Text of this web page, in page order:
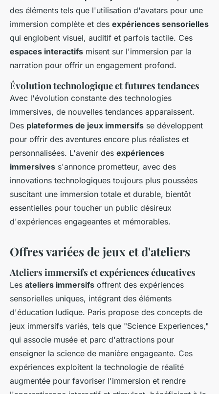
des éléments tels que l'utilisation d'avatars pour une
immersion complète et des expériences sensorielles
qui englobent visuel, auditif et parfois tactile. Ces
espaces interactifs misent sur l'immersion par la
narration pour offrir un engagement profond.
Évolution technologique et futures tendances
Avec l'évolution constante des technologies
immersives, de nouvelles tendances apparaissent.
Des plateformes de jeux immersifs se développent
pour offrir des aventures encore plus réalistes et
personnalisées. L'avenir des expériences
immersives s'annonce prometteur, avec des
innovations technologiques toujours plus poussées
suscitant une immersion totale et durable, bientôt
essentielles pour toucher un public désireux
d'expériences engageantes et mémorables.
Offres variées de jeux et d'ateliers
Ateliers immersifs et expériences éducatives
Les ateliers immersifs offrent des expériences
sensorielles uniques, intégrant des éléments
d'éducation ludique. Paris propose des concepts de
jeux immersifs variés, tels que "Science Experiences,"
qui associe musée et parc d'attractions pour
enseigner la science de manière engageante. Ces
expériences exploitent la technologie de réalité
augmentée pour favoriser l'immersion et rendre